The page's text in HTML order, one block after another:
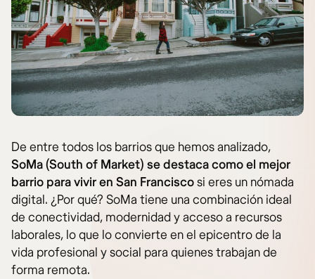
De entre todos los barrios que hemos analizado,
SoMa (South of Market) se destaca como el mejor
barrio para vivir en San Franciscosi eres un nómada
digital. ¿Por qué? SoMa tiene una combinación ideal
de conectividad, modernidad y acceso a recursos
laborales, lo que lo convierte en el epicentro de la
vida profesional y social para quienes trabajan de
forma remota.